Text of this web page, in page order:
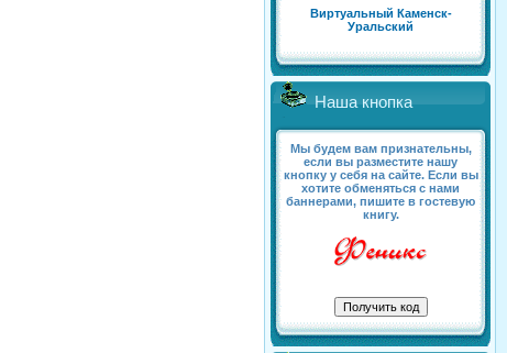
Виртуальный Каменск-
Уральский
Наша кнопка
Мы будем вам признательны,
если вы разместите нашу
кнопку у себя на сайте. Если вы
хотите обменяться с нами
баннерами, пишите в гостевую
книгу.